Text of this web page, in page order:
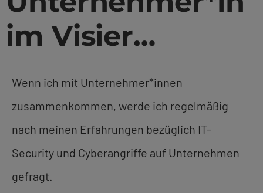
im Visier…
Wenn ich mit Unternehmer*innen
zusammenkommen, werde ich regelmäßig
nach meinen Erfahrungen bezüglich IT-
Security und Cyberangriffe auf Unternehmen
gefragt.